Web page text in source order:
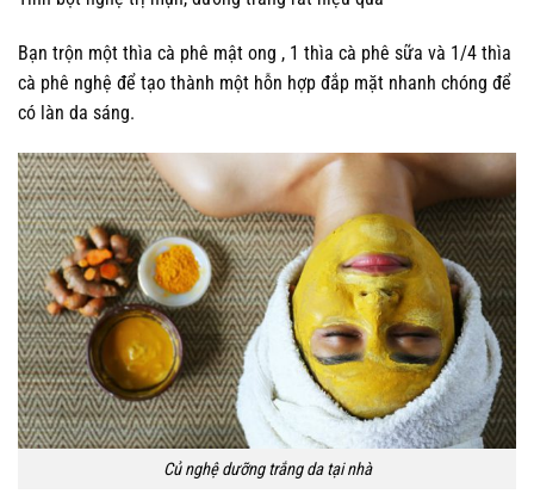
Bạn trộn một thìa cà phê mật ong , 1 thìa cà phê sữa và 1/4 thìa
cà phê nghệ để tạo thành một hỗn hợp đắp mặt nhanh chóng để
có làn da sáng.
Củ nghệ dưỡng trắng da tại nhà